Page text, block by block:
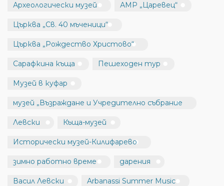
Археологически музей АМР „Царевец“
Църква „Св. 40 мъченици“
Църква „Рождество Христово“
Сарафкина къща Пешеходен тур
Музей в куфар
музей „Възраждане и Учредително събрание
Левски Къща-музей
Исторически музей-Килифарево
зимно работно време дарения
Васил Левски Arbanassi Summer Music